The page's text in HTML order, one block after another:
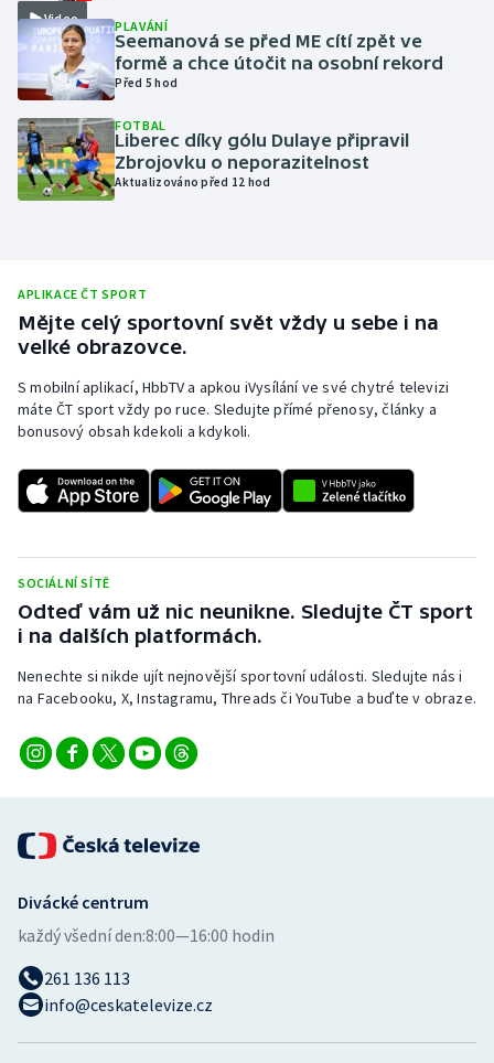
Moderní pětiboj
Motorsport
Olympijské hry
Parasport
Ragby
Rychlobruslení
Rychlostní kanoistika
Short track
Stolní tenis
Veslování
Vodní slalom
Ostatní
Video PLAVÁNÍ
Seemanová se před ME cítí zpět ve
formě a chce útočit na osobní rekord
Před 5 hod
FOTBAL
Liberec díky gólu Dulaye připravil
Zbrojovku o neporazitelnost
Aktualizováno před 12 hod
APLIKACE ČT SPORT
Mějte celý sportovní svět vždy u sebe i na
velké obrazovce.
S mobilní aplikací, HbbTV a apkou iVysílání ve své chytré televizi
máte ČT sport vždy po ruce. Sledujte přímé přenosy, články a
bonusový obsah kdekoli a kdykoli.
SOCIÁLNÍ SÍTĚ
Odteď vám už nic neunikne. Sledujte ČT sport
i na dalších platformách.
Nenechte si nikde ujít nejnovější sportovní události. Sledujte nás i
na Facebooku, X, Instagramu, Threads či YouTube a buďte v obraze.
Divácké centrum
každý všední den:8:00—16:00 hodin
261 136 113
info@ceskatelevize.cz